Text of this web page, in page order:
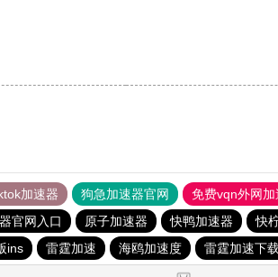
加速器 狗急加速器官网 免费vqn外网加
官网入口 原子加速器 快鸭加速器 快
ins 雷霆加速 海鸥加速度 雷霆加速下载